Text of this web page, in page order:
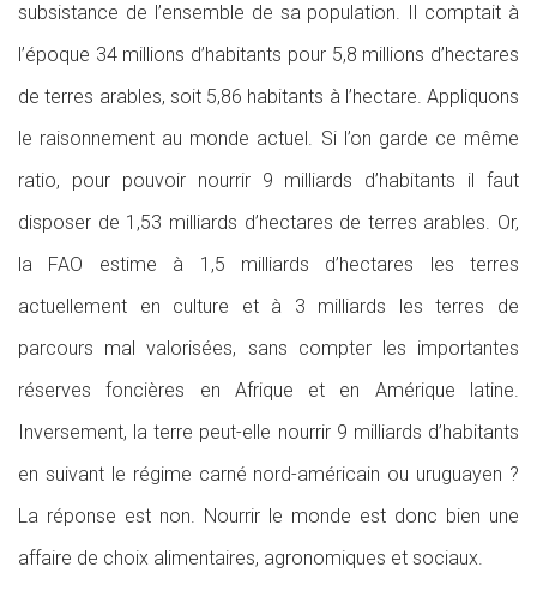
subsistance de l’ensemble de sa population. Il comptait à
l’époque 34 millions d’habitants pour 5,8 millions d’hectares
de terres arables, soit 5,86 habitants à l’hectare. Appliquons
le raisonnement au monde actuel. Si l’on garde ce même
ratio, pour pouvoir nourrir 9 milliards d’habitants il faut
disposer de 1,53 milliards d’hectares de terres arables. Or,
la FAO estime à 1,5 milliards d’hectares les terres
actuellement en culture et à 3 milliards les terres de
parcours mal valorisées, sans compter les importantes
réserves foncières en Afrique et en Amérique latine.
Inversement, la terre peut-elle nourrir 9 milliards d’habitants
en suivant le régime carné nord-américain ou uruguayen ?
La réponse est non. Nourrir le monde est donc bien une
affaire de choix alimentaires, agronomiques et sociaux.